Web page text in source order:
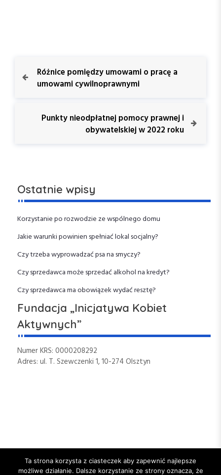
c
j
a
w
p
s
u
P
r
t
Różnice pomiędzy umowami o pracę a
umowami cywilnoprawnymi
t
t
Punkty nieodpłatnej pomocy prawnej i
obywatelskiej w 2022 roku
Ostatnie wpisy
Korzystanie po rozwodzie ze wspólnego domu
Jakie warunki powinien spełniać lokal socjalny?
Czy trzeba wyprowadzać psa na smyczy?
Czy sprzedawca może sprzedać alkohol na kredyt?
Czy sprzedawca ma obowiązek wydać resztę?
Fundacja „Inicjatywa Kobiet
Aktywnych”
Numer KRS: 0000208292
Adres: ul. T. Szewczenki 1, 10-274 Olsztyn
Ta strona korzysta z ciasteczek aby zapewnić najlepsze
możliwe działanie. Dalsze korzystanie ze strony oznacza, że